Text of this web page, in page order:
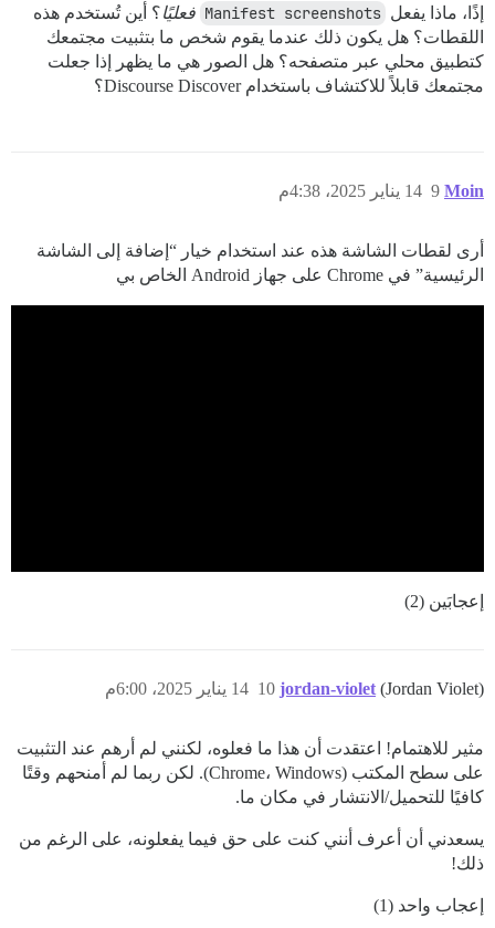
إذًا، ماذا يفعل Manifest screenshots فعليًا؟ أين تُستخدم هذه
اللقطات؟ هل يكون ذلك عندما يقوم شخص ما بتثبيت مجتمعك
كتطبيق محلي عبر متصفحه؟ هل الصور هي ما يظهر إذا جعلت
مجتمعك قابلاً للاكتشاف باستخدام Discourse Discover؟
Moin 14 يناير 2025، 4:38م 9
أرى لقطات الشاشة هذه عند استخدام خيار “إضافة إلى الشاشة
الرئيسية” في Chrome على جهاز Android الخاص بي
إعجابَين (2)
jordan-violet (Jordan Violet) 14 يناير 2025، 6:00م 10
مثير للاهتمام! اعتقدت أن هذا ما فعلوه، لكنني لم أرهم عند التثبيت
على سطح المكتب (Chrome، Windows). لكن ربما لم أمنحهم وقتًا
كافيًا للتحميل/الانتشار في مكان ما.
يسعدني أن أعرف أنني كنت على حق فيما يفعلونه، على الرغم من
ذلك!
إعجاب واحد (1)